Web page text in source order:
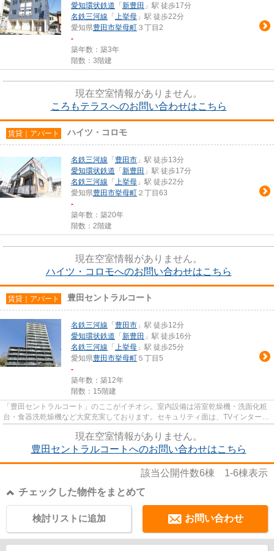
愛知環状鉄道 「 新豊田 」駅 徒歩17分
名鉄三河線 「 上挙母 」駅 徒歩22分
愛知県豊田市挙母町 ３丁目2
-
築年数：築3年
階数：3階建
現在空室情報がありません。
ころもテラスへのお問い合わせはこちら
賃貸｜アパート ハイツ・コロモ
名鉄三河線 「 豊田市 」駅 徒歩13分
愛知環状鉄道 「 新豊田 」駅 徒歩17分
名鉄三河線 「 上挙母 」駅 徒歩22分
愛知県豊田市挙母町 ２丁目63
-
築年数：築20年
階数：2階建
現在空室情報がありません。
ハイツ・コロモへのお問い合わせはこちら
賃貸｜アパート 豊田セントラルコート
名鉄三河線 「 豊田市 」駅 徒歩12分
愛知環状鉄道 「 新豊田 」駅 徒歩16分
名鉄三河線 「 上挙母 」駅 徒歩25分
愛知県豊田市挙母町 ５丁目5
-
築年数：築12年
階数：15階建
「豊田セントラルコート」のここがイチオシ。室内設備は浴室乾燥機・洗面化粧
台・食器洗乾燥機など大変充実しております。セキュリティ面は、TVインターホ
現在空室情報がありません。
豊田セントラルコートへのお問い合わせはこちら
該当公開件数6棟 1-6棟表示
チェックした物件をまとめて
お問い合わせ
検討リストに追加